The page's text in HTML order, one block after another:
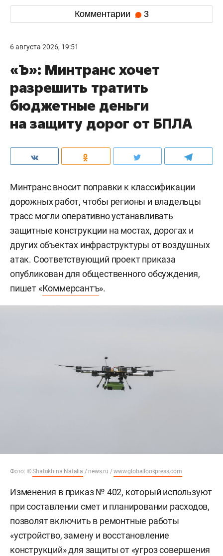
Комментарии 3
6 августа 2026, 19:51
«Ъ»: Минтранс хочет
разрешить тратить
бюджетные деньги
на защиту дорог от БПЛА
Минтранс вносит поправки к классификации
дорожных работ, чтобы регионы и владельцы
трасс могли оперативно устанавливать
защитные конструкции на мостах, дорогах и
других объектах инфраструктуры от воздушных
атак. Соответствующий проект приказа
опубликован для общественного обсуждения,
пишет «Коммерсантъ».
Фото: ©Shatokhina Natalia / news.ru /www.globallookpress.com
Изменения в приказ № 402, который используют
при составлении смет и планировании расходов,
позволят включить в ремонтные работы
«устройство, замену и восстановление
конструкций» для защиты от «угроз совершения